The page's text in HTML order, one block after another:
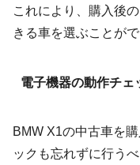
これにより、購入後
きる車を選ぶことがで
電子機器の動作チェ
BMW X1の中古車を
ックも忘れずに行う